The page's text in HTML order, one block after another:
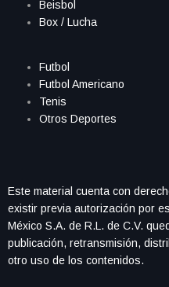
Beisbol
Box / Lucha
Futbol
Futbol Americano
Tenis
Otros Deportes
Este material cuenta con
existir previa autorización por
México S.A. de R.L. de C.V.
publicación, retransmisión,
otro uso de los contenidos.